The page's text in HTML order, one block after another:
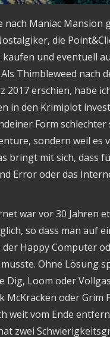
nach Maniac Mansion
die
und eventuell
Thimbleweed nach
2017 erschien, habe
in den Krimiplot
Form schlechter
sondern weil es
bringt mit sich, dass
Error oder das
war vor 30 Jahren
so dass man auf
Happy Computer
Ohne Lösung
Dig, Loom oder
McKracken oder Grim
weit vom Ende
zwei